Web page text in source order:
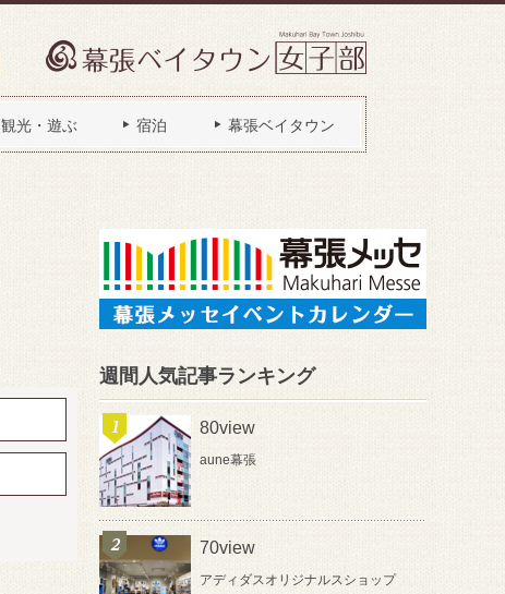
観光・遊ぶ 宿泊 幕張ベイタウン
週間人気記事ランキング
80view
aune幕張
70view
アディダスオリジナルスショップ